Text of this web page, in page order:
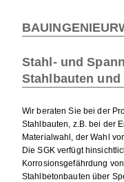
Stahl- und
Stahlbauten
Wir beraten Sie bei der
Stahlbauten, z.B. bei der
Materialwahl, der Wahl
Die SGK verfügt
Korrosionsgefährdung
Stahlbetonbauten über